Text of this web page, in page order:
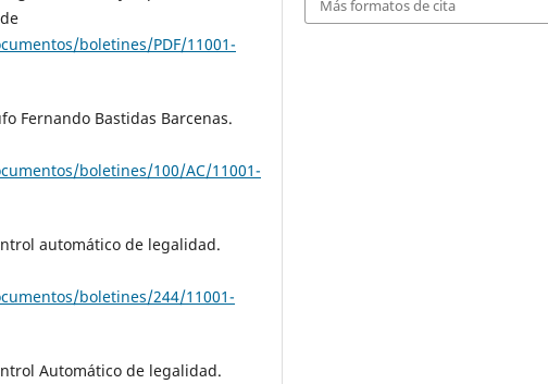
boletines/PDF/11001-
Fernando Bastidas Barcenas.
boletines/100/AC/11001-
automático de legalidad.
boletines/244/11001-
Automático de legalidad.
Más formatos de cita